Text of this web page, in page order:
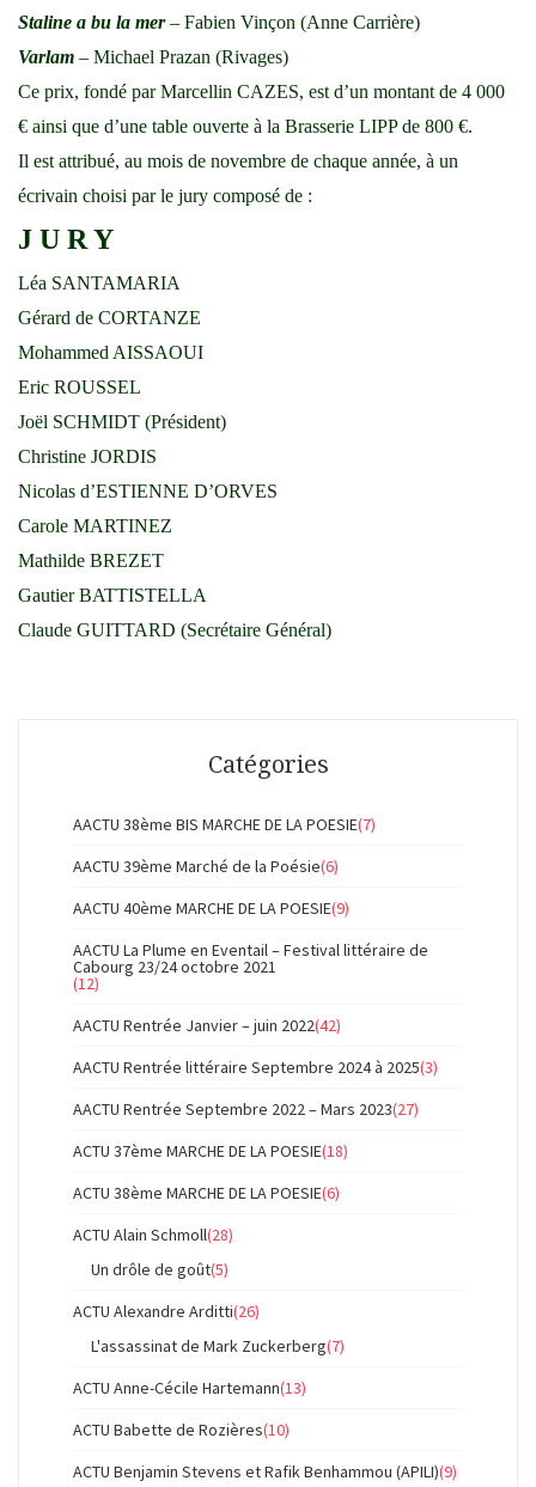
Staline a bu la mer– Fabien Vinçon (Anne Carrière)
Varlam – Michael Prazan (Rivages)
Ce prix, fondé par Marcellin CAZES, est d’un montant de 4 000
€ ainsi que d’une table ouverte à la Brasserie LIPP de 800 €.
Il est attribué, au mois de novembre de chaque année, à un
écrivain choisi par le jury composé de :
J U R Y
Léa SANTAMARIA
Gérard de CORTANZE
Mohammed AISSAOUI
Eric ROUSSEL
Joël SCHMIDT (Président)
Christine JORDIS
Nicolas d’ESTIENNE D’ORVES
Carole MARTINEZ
Mathilde BREZET
Gautier BATTISTELLA
Claude GUITTARD (Secrétaire Général)
Catégories
AACTU 38ème BIS MARCHE DE LA POESIE(7)
AACTU 39ème Marché de la Poésie(6)
AACTU 40ème MARCHE DE LA POESIE(9)
AACTU La Plume en Eventail – Festival littéraire de
Cabourg 23/24 octobre 2021
(12)
AACTU Rentrée Janvier – juin 2022(42)
AACTU Rentrée littéraire Septembre 2024 à 2025(3)
AACTU Rentrée Septembre 2022 – Mars 2023(27)
ACTU 37ème MARCHE DE LA POESIE(18)
ACTU 38ème MARCHE DE LA POESIE(6)
ACTU Alain Schmoll(28)
Un drôle de goût(5)
ACTU Alexandre Arditti(26)
L'assassinat de Mark Zuckerberg(7)
ACTU Anne-Cécile Hartemann(13)
ACTU Babette de Rozières(10)
ACTU Benjamin Stevens et Rafik Benhammou (APILI)(9)